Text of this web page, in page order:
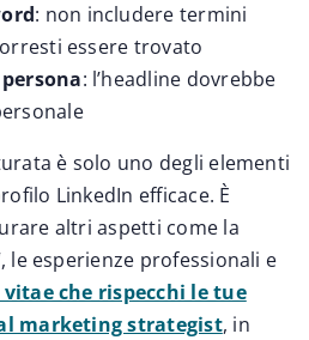
: non includere termini
essere trovato
: l’headline dovrebbe
è solo uno degli elementi
LinkedIn efficace. È
altri aspetti come la
le esperienze professionali e
che rispecchi le tue
marketing strategist, in